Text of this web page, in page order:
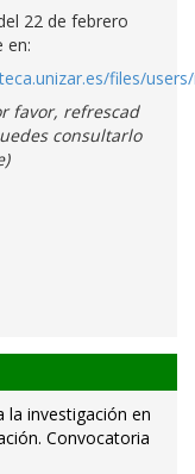
22 de febrero
en:
files/
favor, refrescad
consultarlo
la investigación en
Convocatoria